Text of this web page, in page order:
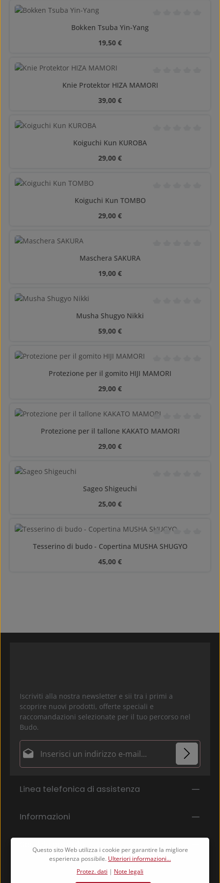
Bokken Tsuba Yin-Yang
Prezzo normale:
19,50 €
Valutazione media
Knie Protektor HIZA MAMORI
Prezzo normale:
39,00 €
Koiguchi Kun KUROBA
Prezzo normale:
29,00 €
Koiguchi Kun TOMBO
Prezzo normale:
29,00 €
Maschera SAKURA
Prezzo normale:
19,00 €
Musha Shugyo Nikki
Prezzo normale:
59,00 €
Valutazione media
Protezione per il gomito HIJI MAMORI
Prezzo normale:
29,00 €
Valutazione media
Protezione per il tallone KAKATO MAMORI
Prezzo normale:
29,00 €
Sageo Shigeuchi
Prezzo normale:
25,00 €
Valutazione media
Tesserino di budo - Copertina MUSHA SHUGYO
Prezzo normale:
45,00 €
Iscriviti alla nostra newsletter e sii tra i primi a
scoprire nuovi prodotti, offerte speciali e
raccomandazioni selezionate per il tuo percorso nel
Budo.
Indirizzo e-mail*
Selezionando continua confermi di aver letto la
aver accettato i nostri
*
I campi contrassegnati con un asterisco (*) sono campi
obbligatori.
Linea telefonica di assistenza
Informazioni
Questo sito Web utilizza i cookie per garantire la migliore
esperienza possibile. Ulteriori informazioni...
Protez. dati | Note legali